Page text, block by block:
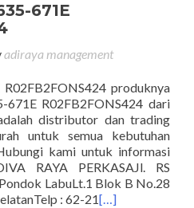
671E
adiraya management
produknya
R02FB2FONS424 dari
distributor dan trading
untuk semua kebutuhan
kami untuk informasi
RAYA PERKASAJl. RS
LabuLt.1 Blok B No.28
: 62-21[…]